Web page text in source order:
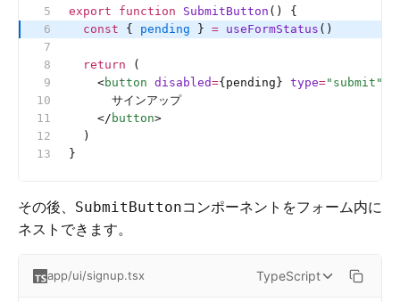
export function SubmitButton () {
  const
{ pending } = useFormStatus ()
  return
(
    <
button disabled={pending} type="submit"
      サインアップ
    </
button>
  )
}
その後、 SubmitButtonコンポーネントをフォーム内に
ネストできます。
app/ui/signup.tsx TypeScript